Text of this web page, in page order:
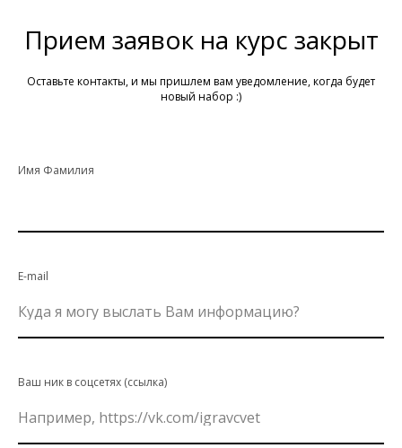
Прием заявок на курс закрыт
Оставьте контакты, и мы пришлем вам уведомление, когда будет
новый набор :)
Имя Фамилия
E-mail
Куда я могу выслать Вам информацию?
Ваш ник в соцсетях (ссылка)
Например, https://vk.com/igravcvet